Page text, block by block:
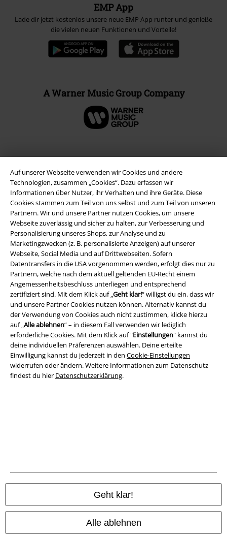
Auf unserer Webseite verwenden wir Cookies und andere
Technologien, zusammen „Cookies“. Dazu erfassen wir
Informationen über Nutzer, ihr Verhalten und ihre Geräte. Diese
Cookies stammen zum Teil von uns selbst und zum Teil von unseren
Partnern. Wir und unsere Partner nutzen Cookies, um unsere
Webseite zuverlässig und sicher zu halten, zur Verbesserung und
Personalisierung unseres Shops, zur Analyse und zu
Marketingzwecken (z. B. personalisierte Anzeigen) auf unserer
Webseite, Social Media und auf Drittwebseiten. Sofern
Datentransfers in die USA vorgenommen werden, erfolgt dies nur zu
Partnern, welche nach dem aktuell geltenden EU-Recht einem
Angemessenheitsbeschluss unterliegen und entsprechend
zertifiziert sind. Mit dem Klick auf „Geht klar!“ willigst du ein, dass wir
und unsere Partner Cookies nutzen können. Alternativ kannst du
der Verwendung von Cookies auch nicht zustimmen, klicke hierzu
auf „Alle ablehnen“ – in diesem Fall verwenden wir lediglich
erforderliche Cookies. Mit dem Klick auf "Einstellungen" kannst du
deine individuellen Präferenzen auswählen. Deine erteilte
Einwilligung kannst du jederzeit in den Cookie-Einstellungen
widerrufen oder ändern. Weitere Informationen zum Datenschutz
findest du hier Datenschutzerklärung.
Geht klar!
Alle ablehnen
EMP App
Lade dir jetzt kostenlos unsere neue EMP App runter und genieße
die vielen neuen Funktionen und Vorteile!
A Warner Music Group Company
Rechtliches
AGB
Impressum
Datenschutz
Entsorgung und Umweltschutz
Konformitätserklärung
Information zur Barrierefreiheit
EMP Online Shops
EMP International